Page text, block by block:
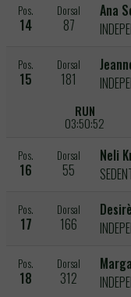
Pos.
14
Dorsal
87
Ana
Pos.
15
Dorsal
181
RUN
03:50:52
Pos.
16
Dorsal
55
Neli
Pos.
17
Dorsal
166
Pos.
18
Dorsal
312